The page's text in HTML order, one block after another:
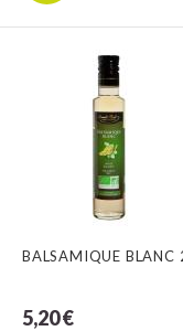
BALSAMIQUE BLANC
5,20 €